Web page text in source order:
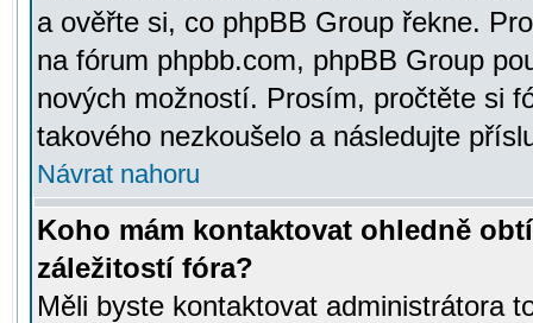
a ověřte si, co phpBB Group řekne.
na fórum phpbb.com, phpBB Group
nových možností. Prosím, pročtěte si
takového nezkoušelo a následujte
Návrat nahoru
Koho mám kontaktovat ohledně
záležitostí fóra?
Měli byste kontaktovat administrátora